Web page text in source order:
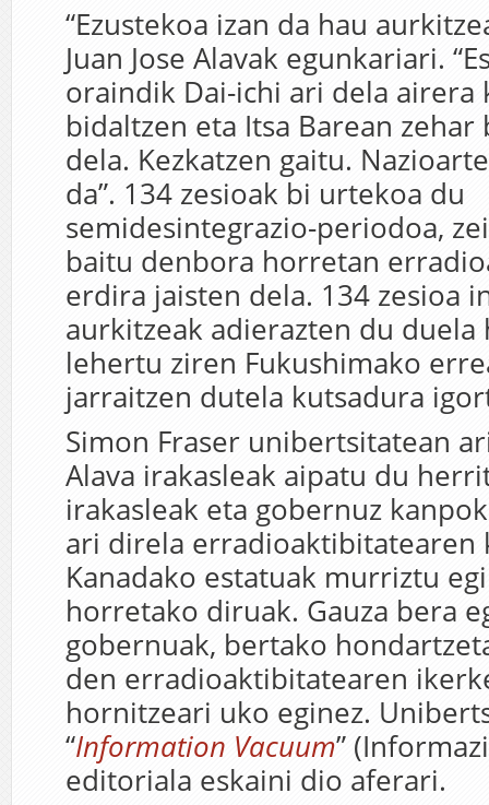
“Ezustekoa izan da hau
Juan Jose Alavak egunkariari.
oraindik Dai-ichi ari dela airera
bidaltzen eta Itsa Barean zehar
dela. Kezkatzen gaitu.
da”. 134 zesioak bi urtekoa du
semidesintegrazio-periodoa,
baitu denbora horretan
erdira jaisten dela. 134 zesioa
aurkitzeak adierazten du
lehertu ziren Fukushimako
jarraitzen dutela kutsadura
Simon Fraser unibertsitatean
Alava irakasleak aipatu du
irakasleak eta gobernuz
ari direla erradioaktibitatearen
Kanadako estatuak murriztu
horretako diruak. Gauza bera
gobernuak, bertako
den erradioaktibitatearen
hornitzeari uko eginez.
“Information Vacuum”
editoriala eskaini dio aferari.